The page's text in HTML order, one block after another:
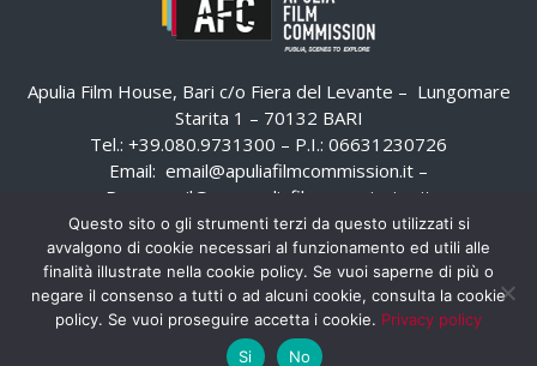
Apulia Film House, Bari c/o Fiera del Levante – Lungomare
Starita 1 – 70132 BARI
Tel.: +39.080.9731300 – P.I.: 06631230726
Email: email@apuliafilmcommission.it –
Pec:
email@pec.apuliafilmcommission.it
Questo sito o gli strumenti terzi da questo utilizzati si
avvalgono di cookie necessari al funzionamento ed utili alle
finalità illustrate nella cookie policy. Se vuoi saperne di più o
negare il consenso a tutti o ad alcuni cookie, consulta la cookie
policy. Se vuoi proseguire accetta i cookie. Privacy policy
Si
No